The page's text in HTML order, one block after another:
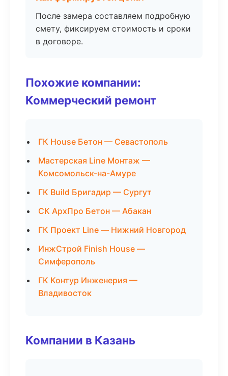
После замера составляем подробную
смету, фиксируем стоимость и сроки
в договоре.
Похожие компании:
Коммерческий ремонт
ГК House Бетон — Севастополь
Мастерская Line Монтаж —
Комсомольск-на-Амуре
ГК Build Бригадир — Сургут
СК АрхПро Бетон — Абакан
ГК Проект Line — Нижний Новгород
ИнжСтрой Finish House —
Симферополь
ГК Контур Инженерия —
Владивосток
Компании в Казань